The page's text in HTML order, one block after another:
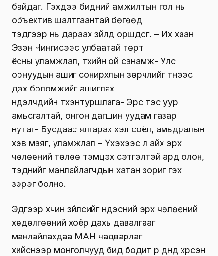
байдаг. Гэхдээ бидний амжилтын гол нь
объектив шалтгаантай бөгөөд
тэдгээр нь дараах зүйлд оршдог. – Их хаан
Эзэн Чингисээс улбаатай төрт
ёсны уламжлал, түүхийн ой санамж- Улс
орнуудын ашиг сонирхлын зөрчлийг түүнээс
үүдэх боломжийг ашиглах
нүүдэлчдийн түүхэнтуршлага- Эрс тэс уур
амьсгалтай, онгон дагшин уудам газар
нутаг- Бусдаас ялгарах хэл соёл, амьдралын
хэв маяг, уламжлал – Үхэхээс үл айх эрх
чөлөөний төлөө тэмцэх сэтгэлтэй ард олон,
тэднийг манлайлагчдын хатан зориг гэх
зэрэг болно.
Эдгээр хүчин зүйлсийг үндэсний эрх чөлөөний
хөдөлгөөний хоёр дахь давалгааг
манлайлахдаа МАН чадварлаг
хийснээр монголчууд бид бодит үр дүнд хүрсэн